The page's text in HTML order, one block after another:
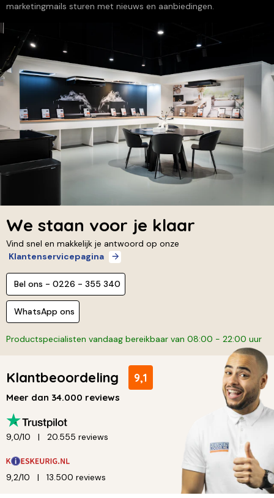
marketingmails sturen met nieuws en aanbiedingen.
We staan voor je klaar
Vind snel en makkelijk je antwoord op onze
Klantenservicepagina
Bel ons - 0226 - 355 340
WhatsApp ons
Productspecialisten vandaag bereikbaar van 08:00 - 22:00 uur
Klantbeoordeling 9,1
Meer dan 34.000 reviews
9,0/10 20.555 reviews
9,2/10 13.500 reviews